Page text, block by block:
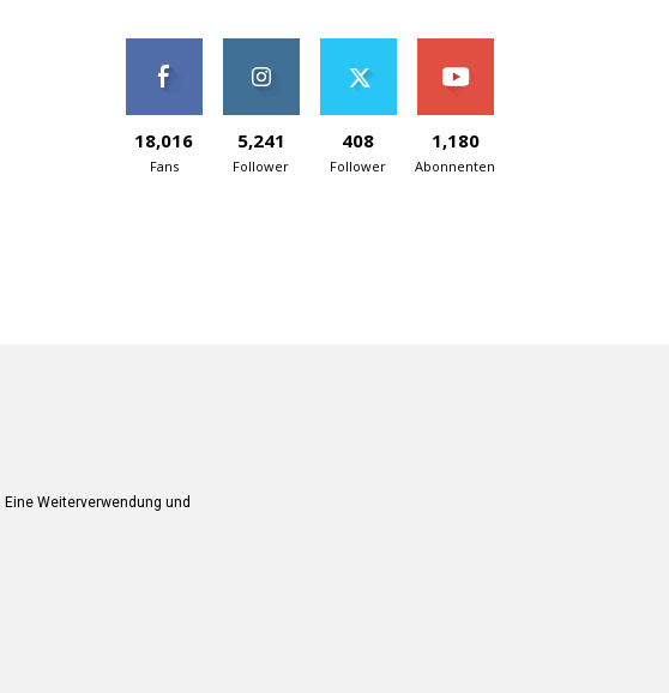
18,016
Fans
5,241
Follower
408
Follower
1,180
Abonnenten
Weiterverwendung und